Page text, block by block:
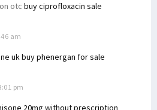
otc buy ciprofloxacin sale
am
ukbuy phenergan for sale
pm
20mg without prescription